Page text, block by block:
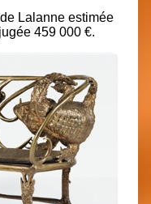
Lalanne estimée
459 000 €.